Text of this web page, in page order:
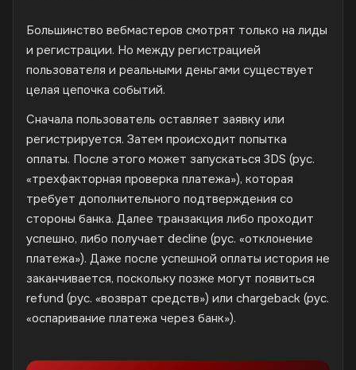
Большинство вебмастеров смотрят только на лиды
и регистрации. Но между регистрацией
пользователя и реальными деньгами существует
целая цепочка событий.
Сначала пользователь оставляет заявку или
регистрируется. Затем происходит попытка
оплаты. После этого может запускаться 3DS (рус.
«трехфакторная проверка платежа»), которая
требует дополнительного подтверждения со
стороны банка. Далее транзакция либо проходит
успешно, либо получает decline (рус. «отклонение
платежа»). Даже после успешной оплаты история не
заканчивается, поскольку позже могут появиться
refund (рус. «возврат средств») или chargeback (рус.
«оспаривание платежа через банк»).